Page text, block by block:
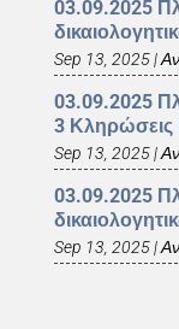
03.09.2025
Sep 13, 2025|
03.09.2025
3
Sep 13, 2025|
03.09.2025
Sep 13, 2025|